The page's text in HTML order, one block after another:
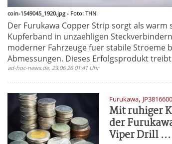
coin-1549045_1920.jpg - Foto: THN
Der Furukawa Copper Strip sorgt als warm
Kupferband in unzaehligen
moderner Fahrzeuge fuer stabile Stroeme
Abmessungen. Dieses Erfolgsprodukt treibt
ad-hoc-news.de, 23.06.26 01:41 Uhr
Furukawa,
Mit ruhiger
der
Viper Drill ...